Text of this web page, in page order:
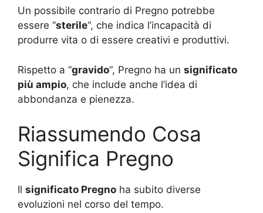
Un possibile contrario di Pregno potrebbe
essere “sterile“, che indica l’incapacità di
produrre vita o di essere creativi e produttivi.
Rispetto a “gravido“, Pregno ha un significato
più ampio, che include anche l’idea di
abbondanza e pienezza.
Riassumendo Cosa
Significa Pregno
Il significato Pregno ha subito diverse
evoluzioni nel corso del tempo.